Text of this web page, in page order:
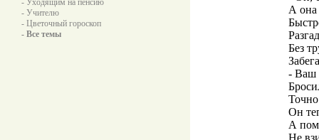
- Уходящим на пенсию
- Учителю
- Цветочный гороскоп
- Все темы
А она
Без
- Ваш
Он
А
Не